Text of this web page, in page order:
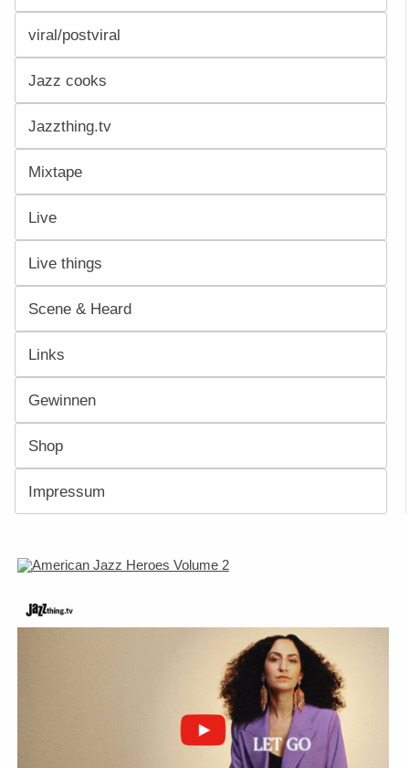
viral/postviral
Jazz cooks
Jazzthing.tv
Mixtape
Live
Live things
Scene & Heard
Links
Gewinnen
Shop
Impressum